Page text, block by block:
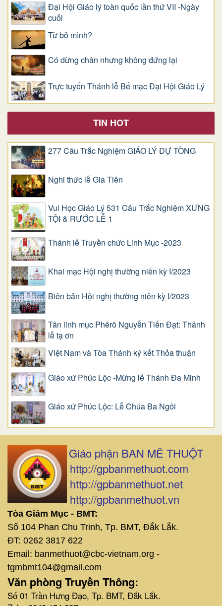
Đại Hội Giáo lý toàn quốc lần thứ VII -Ngày
cuối
Từ bỏ mình?
Có dừng chân nhưng không đứng lại
Trực tuyến Thánh lễ Bế mạc Đại Hội Giáo Lý
TIN HOT
277 Câu Trắc Nghiệm GIÁO LÝ DỰ TÒNG
Nghi thức lễ Gia Tiên
Vui Học Giáo Lý 531 Câu Trắc Nghiệm XƯNG
TỘI & RƯỚC LỄ 1
Thánh lễ Truyền chức Linh Mục -2023
Khai mạc Hội nghị thường niên kỳ I/2023
Biên bản Hội nghị thường niên kỳ I/2023
Tân linh mục Phêrô Nguyễn Tiến Đạt: Thánh
lễ tạ ơn
Việt Nam và Tòa Thánh ký kết Thỏa thuận
Giáo xứ Phúc Lộc -Mừng lễ Thánh Đa Minh
Giáo xứ Phúc Lộc: Lễ Chúa Ba Ngôi
Giáo phận BAN MÊ THUỘT
http://gpbanmethuot.com
http://gpbanmethuot.net
http://gpbanmethuot.vn
Tòa Giám Mục - BMT:
Số 104 Phan Chu Trinh, Tp. BMT, Đắk Lắk.
ĐT: 0262 3817 622
Email: banmethuot@cbc-vietnam.org -
tgmbmt104@gmail.com
Văn phòng Truyền Thông:
Số 01 Trần Hưng Đạo, Tp. BMT, Đắk Lắk.